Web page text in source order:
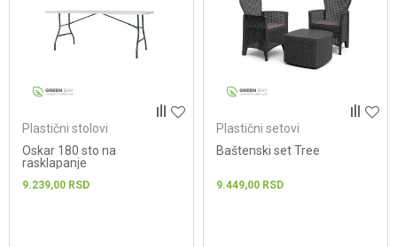
Plastični stolovi
Oskar 180 sto na
rasklapanje
9.239,00 RSD
Plastični setovi
Baštenski set Tree
9.449,00 RSD